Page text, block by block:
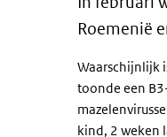
Roemenië
Waarschijnlijk
toonde een
kind, 2 weken